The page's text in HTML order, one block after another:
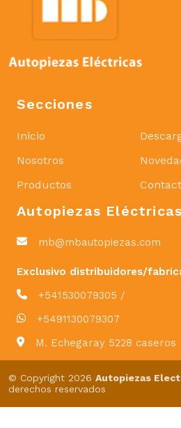
Secciones
Inicio
Nosotros
Productos
Autopiezas Eléctricas
mb@mbautopiezas.com
Exclusivo distribuidores/
+541530079305 /
+5491130079307
M. Echegaray 5228 caseros
© Copyright 2026 Autopiezas
derechos reservados